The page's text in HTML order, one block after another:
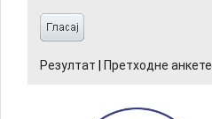
Резултат Претходне анкете